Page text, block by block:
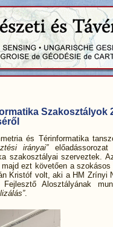
Szakosztályok
és Térinformatika
irányai”előadássorozat
szakosztályai szerveztek.
ezt követően a szokásos
Kristóf volt, aki a HM Zrínyi
Alosztályának
.